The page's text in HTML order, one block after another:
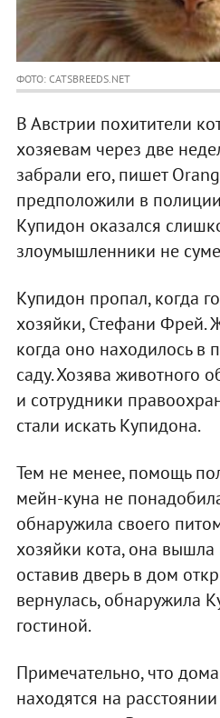
ФОТО: CATSBREEDS.NET
В Австрии похитители
хозяевам через две
забрали его, пишет
предположили в
Купидон оказался
злоумышленники не
Купидон пропал, когда
хозяйки, Стефани Фрей.
когда оно находилось
саду. Хозява животного
и сотрудники
стали искать Купидона.
Тем не менее, помощь
мейн-куна не
обнаружила своего
хозяйки кота, она вышла
оставив дверь в дом
вернулась, обнаружила
гостиной.
Примечательно, что
находятся на